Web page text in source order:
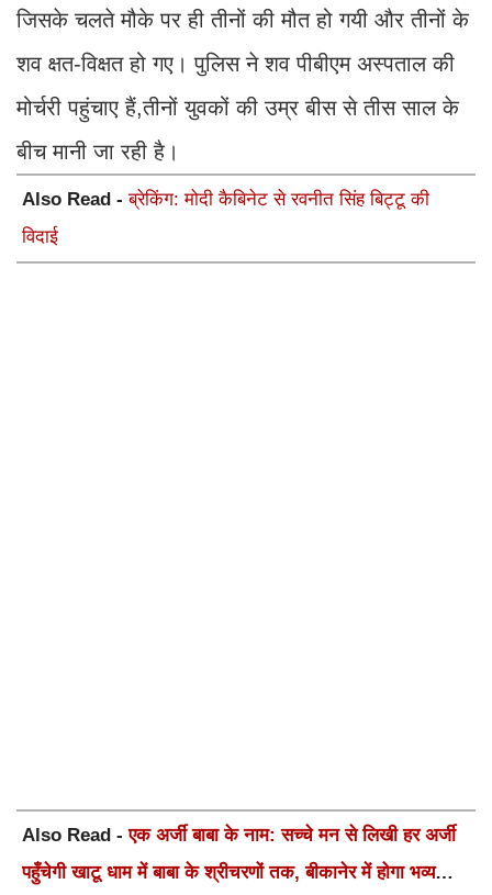
जिसके चलते मौके पर ही तीनों की मौत हो गयी और तीनों के
शव क्षत-विक्षत हो गए। पुलिस ने शव पीबीएम अस्पताल की
मोर्चरी पहुंचाए हैं,तीनों युवकों की उम्र बीस से तीस साल के
बीच मानी जा रही है।
Also Read -ब्रेकिंग: मोदी कैबिनेट से रवनीत सिंह बिट्टू की
विदाई
Also Read -एक अर्जी बाबा के नाम: सच्चे मन से लिखी हर अर्जी
पहुँचेगी खाटू धाम में बाबा के श्रीचरणों तक, बीकानेर में होगा भव्य